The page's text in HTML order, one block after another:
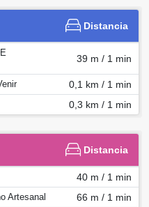
Distancia
39 m / 1 min
0,1 km / 1 min
0,3 km / 1 min
Distancia
40 m / 1 min
Artesanal 66 m / 1 min